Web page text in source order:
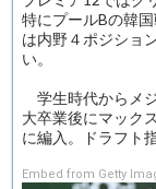
特にプールBの韓
は内野４ポジショ
い。
学生時代からメ
大卒業後にマック
に編入。ドラフト
Embed from Getty